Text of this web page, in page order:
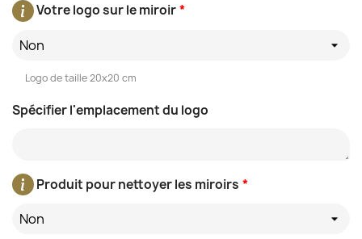
*
Votre logo sur le miroir
Non
Logo de taille 20x20 cm
Spécifier l'emplacement du logo
*
Produit pour nettoyer les miroirs
Non